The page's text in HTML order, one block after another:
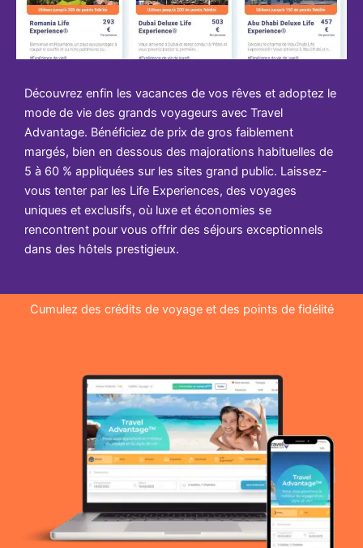
Découvrez enfin les vacances de vos rêves et adoptez le
mode de vie des grands voyageurs avec Travel
Advantage. Bénéficiez de prix de gros faiblement
margés, bien en dessous des majorations habituelles de
5 à 60 % appliquées sur les sites grand public. Laissez-
vous tenter par les Life Experiences, des voyages
uniques et exclusifs, où luxe et économies se
rencontrent pour vous offrir des séjours exceptionnels
dans des hôtels prestigieux.
Cumulez des crédits de voyage et des points de fidélité